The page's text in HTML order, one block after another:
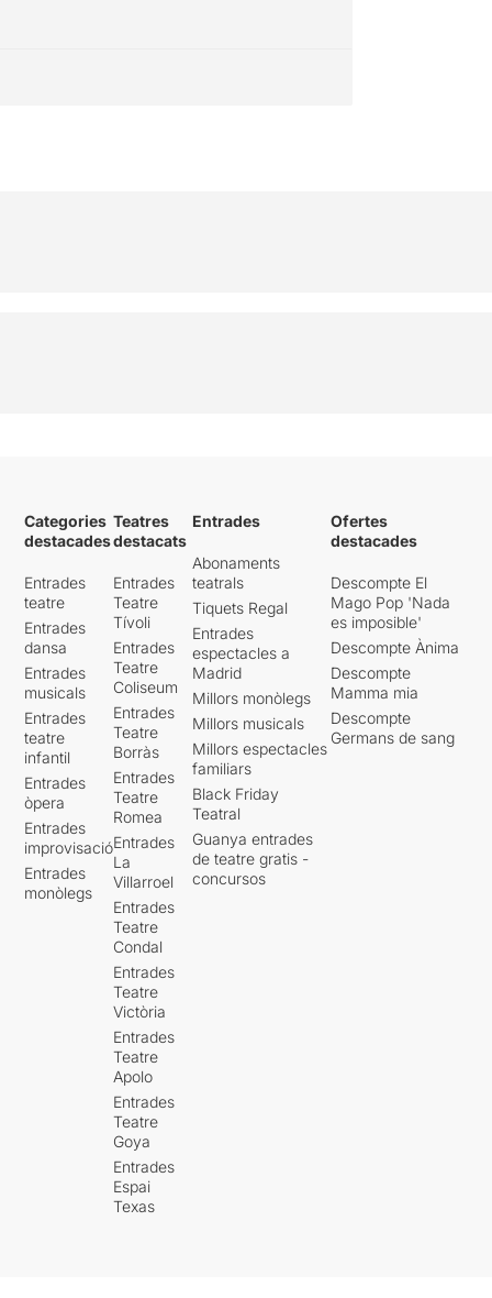
Categories
destacades
Entrades
teatre
Entrades
dansa
Entrades
musicals
Entrades
teatre
infantil
Entrades
òpera
Entrades
improvisació
Entrades
monòlegs
Teatres
destacats
Entrades
Teatre
Tívoli
Entrades
Teatre
Coliseum
Entrades
Teatre
Borràs
Entrades
Teatre
Romea
Entrades
La
Villarroel
Entrades
Teatre
Condal
Entrades
Teatre
Victòria
Entrades
Teatre
Apolo
Entrades
Teatre
Goya
Entrades
Espai
Texas
Entrades
Abonaments
teatrals
Tiquets Regal
Entrades
espectacles a
Madrid
Millors monòlegs
Millors musicals
Millors espectacles
familiars
Black Friday
Teatral
Guanya entrades
de teatre gratis -
concursos
Ofertes
destacades
Descompte El
Mago Pop 'Nada
es imposible'
Descompte Ànima
Descompte
Mamma mia
Descompte
Germans de sang